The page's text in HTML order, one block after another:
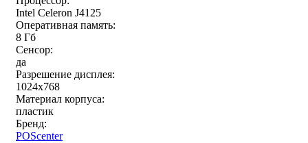
Intel Celeron J4125
Оперативная память:
8 Гб
Сенсор:
да
Разрешение дисплея:
1024x768
Материал корпуса:
пластик
Бренд:
POScenter